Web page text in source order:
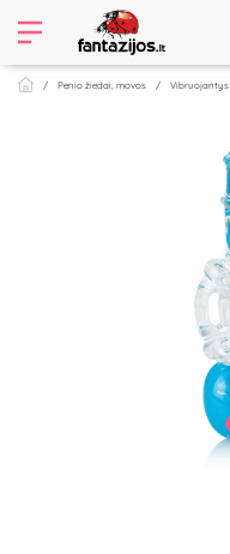
Penio žiedai, movos Vibruojantys